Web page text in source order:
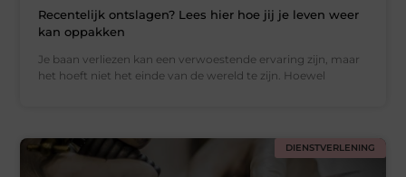
Recentelijk ontslagen? Lees hier hoe jij je leven weer
kan oppakken
Je baan verliezen kan een verwoestende ervaring zijn, maar
het hoeft niet het einde van de wereld te zijn. Hoewel
DIENSTVERLENING